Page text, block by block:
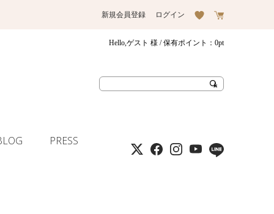
新規会員登録 ログイン
Hello,ゲスト 様 / 保有ポイント： 0pt
PRESS